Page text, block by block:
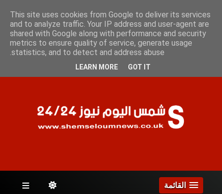
الخميس 6 أغسطس 2026
الصفحات
القائمة
This site uses cookies from Google to deliver its services
and to analyze traffic. Your IP address and user-agent are
shared with Google along with performance and security
metrics to ensure quality of service, generate usage
statistics, and to detect and address abuse.
LEARN MORE GOT IT